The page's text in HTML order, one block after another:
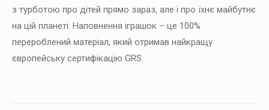
з турботою про дітей прямо зараз, але і про їхнє майбутнє
на цій планеті. Наповнення іграшок – це 100%
перероблений матеріал, який отримав найкращу
європейську сертифікацію GRS.